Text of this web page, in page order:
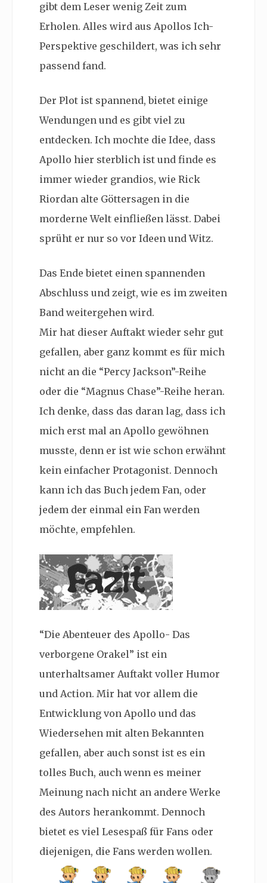
gibt dem Leser wenig Zeit zum
Erholen. Alles wird aus Apollos Ich-
Perspektive geschildert, was ich sehr
passend fand.
Der Plot ist spannend, bietet einige
Wendungen und es gibt viel zu
entdecken. Ich mochte die Idee, dass
Apollo hier sterblich ist und finde es
immer wieder grandios, wie Rick
Riordan alte Göttersagen in die
morderne Welt einfließen lässt. Dabei
sprüht er nur so vor Ideen und Witz.
Das Ende bietet einen spannenden
Abschluss und zeigt, wie es im zweiten
Band weitergehen wird.
Mir hat dieser Auftakt wieder sehr gut
gefallen, aber ganz kommt es für mich
nicht an die “Percy Jackson”-Reihe
oder die “Magnus Chase”-Reihe heran.
Ich denke, dass das daran lag, dass ich
mich erst mal an Apollo gewöhnen
musste, denn er ist wie schon erwähnt
kein einfacher Protagonist. Dennoch
kann ich das Buch jedem Fan, oder
jedem der einmal ein Fan werden
möchte, empfehlen.
“Die Abenteuer des Apollo- Das
verborgene Orakel” ist ein
unterhaltsamer Auftakt voller Humor
und Action. Mir hat vor allem die
Entwicklung von Apollo und das
Wiedersehen mit alten Bekannten
gefallen, aber auch sonst ist es ein
tolles Buch, auch wenn es meiner
Meinung nach nicht an andere Werke
des Autors herankommt. Dennoch
bietet es viel Lesespaß für Fans oder
diejenigen, die Fans werden wollen.